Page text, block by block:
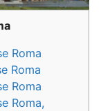
Roma
Roma
Roma
Roma,